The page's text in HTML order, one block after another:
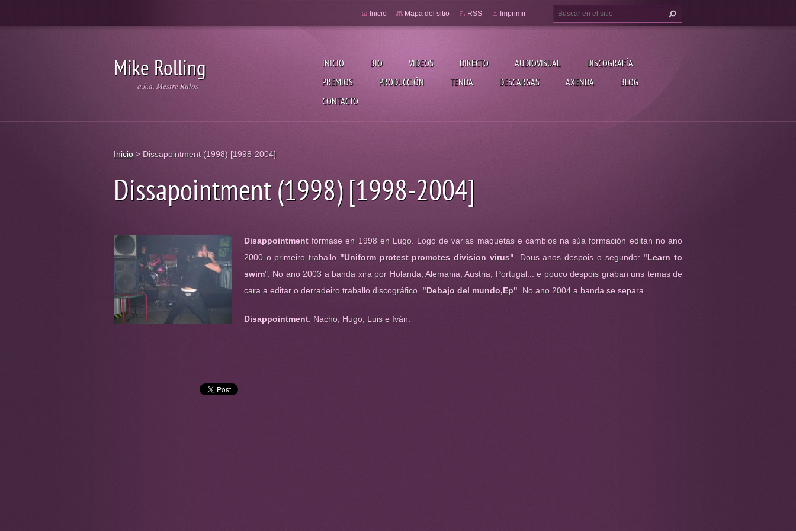
Mike Rolling
a.k.a. Mestre Rulos
INICIO BIO VIDEOS DIRECTO AUDIOVISUAL
DISCOGRAFÍA
PREMIOS
PRODUCCIÓN TENDA DESCARGAS AXENDA
BLOG
CONTACTO
Inicio Mapa del sitio RSS Imprimir
Inicio > Dissapointment (1998) [1998-2004]
Dissapointment (1998) [1998-2004]
Disappointment fórmase en 1998 en Lugo. Logo de varias maquetas e cambios na súa formación editan no ano
2000 o primeiro traballo "Uniform protest promotes division virus". Dous anos despois o segundo: "Learn to
swim". No ano 2003 a banda xira por Holanda, Alemania, Austria, Portugal... e pouco despois graban uns temas de
cara a editar o derradeiro traballo discográfico "Debajo del mundo,Ep" . No ano 2004 a banda se separa
Disappointment: Nacho, Hugo, Luis e Iván.